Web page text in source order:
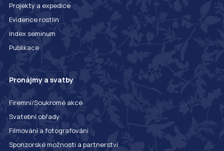
Projekty a expedice
Evidence rostlin
Index seminum
Publikace
Pronájmy a svatby
Firemní/Soukromé akce
Svatební obřady
Filmování a fotografování
Sponzorské možnosti a partnerství